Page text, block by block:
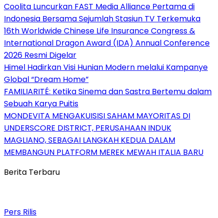
Coolita Luncurkan FAST Media Alliance Pertama di
Indonesia Bersama Sejumlah Stasiun TV Terkemuka
16th Worldwide Chinese Life Insurance Congress &
International Dragon Award (IDA) Annual Conference
2026 Resmi Digelar
Himel Hadirkan Visi Hunian Modern melalui Kampanye
Global “Dream Home”
FAMILIARITÉ: Ketika Sinema dan Sastra Bertemu dalam
Sebuah Karya Puitis
MONDEVITA MENGAKUISISI SAHAM MAYORITAS DI
UNDERSCORE DISTRICT, PERUSAHAAN INDUK
MAGLIANO, SEBAGAI LANGKAH KEDUA DALAM
MEMBANGUN PLATFORM MEREK MEWAH ITALIA BARU
Berita Terbaru
Pers Rilis